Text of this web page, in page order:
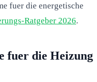
fuer die energetische
Ratgeber 2026.
fuer die Heizung